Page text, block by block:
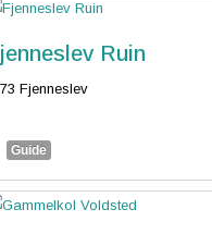
Ruin
Fjenneslev
Guide